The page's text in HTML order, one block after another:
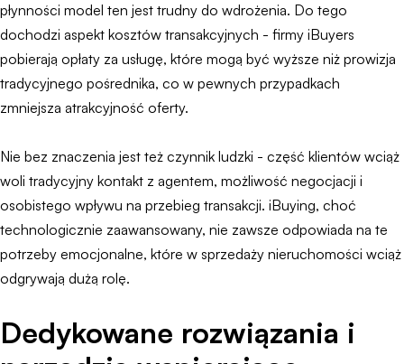
płynności model ten jest trudny do wdrożenia. Do tego
dochodzi aspekt kosztów transakcyjnych - firmy iBuyers
pobierają opłaty za usługę, które mogą być wyższe niż prowizja
tradycyjnego pośrednika, co w pewnych przypadkach
zmniejsza atrakcyjność oferty.
Nie bez znaczenia jest też czynnik ludzki - część klientów wciąż
woli tradycyjny kontakt z agentem, możliwość negocjacji i
osobistego wpływu na przebieg transakcji. iBuying, choć
technologicznie zaawansowany, nie zawsze odpowiada na te
potrzeby emocjonalne, które w sprzedaży nieruchomości wciąż
odgrywają dużą rolę.
Dedykowane rozwiązania i